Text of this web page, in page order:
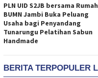
PLN UID S2JB bersama Rumah
BUMN Jambi Buka Peluang
Usaha bagi Penyandang
Tunarungu Pelatihan Sabun
Handmade